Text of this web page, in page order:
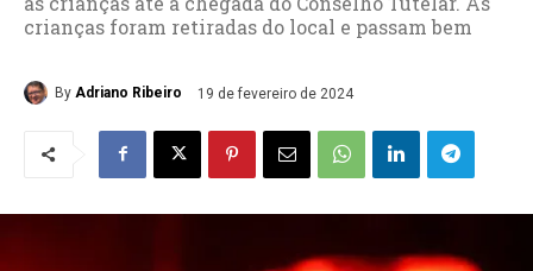
crianças foram retiradas do local e passam bem
By Adriano Ribeiro 19 de fevereiro de 2024